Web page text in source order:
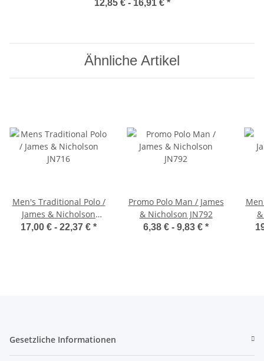
12,85 € - 16,91 € *
Ähnliche Artikel
Men's Traditional Polo /
James & Nicholson
JN716
17,00 € - 22,37 € *
Promo Polo Man / James
& Nicholson JN792
6,38 € - 9,83 € *
Gesetzliche Informationen